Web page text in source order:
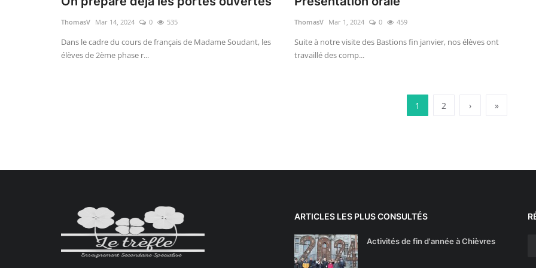
ThomasV Mar 14, 2024 0 535
Dans le cadre du cours de français de Madame Soudant, les
élèves de 2ème phase r...
ThomasV Mar 1, 2024 0 459
Suite à notre visite des Bastions fin janvier, nos élèves ont
travaillé des comp...
1 2 › »
ARTICLES LES PLUS CONSULTÉS
Activités de fin d'année à Chièvres